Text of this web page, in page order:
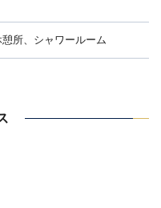
所、シャワールーム